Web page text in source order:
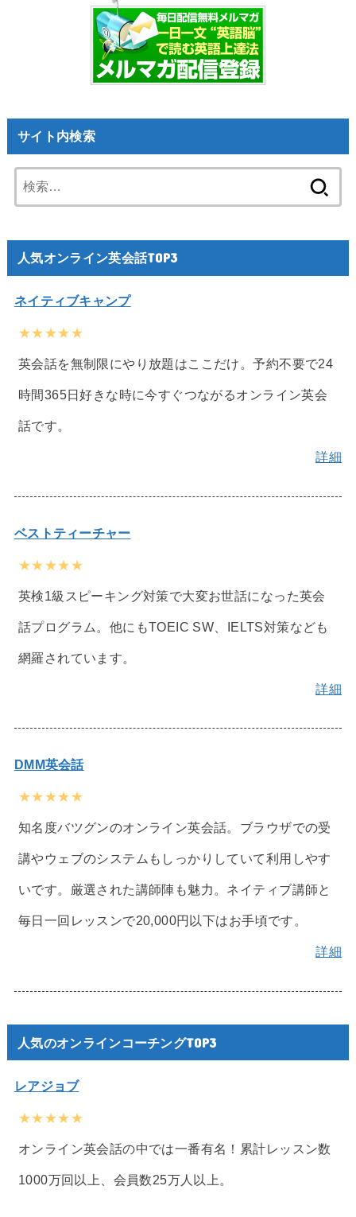
サイト内検索
索:
人気オンライン英会話TOP3
ネイティブキャンプ
★★★★★
英会話を無制限にやり放題はここだけ。予約不要で24
時間365日好きな時に今すぐつながるオンライン英会
話です。
詳細
ベストティーチャー
★★★★★
英検1級スピーキング対策で大変お世話になった英会
話プログラム。他にもTOEIC SW、IELTS対策なども
網羅されています。
詳細
DMM英会話
★★★★★
知名度バツグンのオンライン英会話。ブラウザでの受
講やウェブのシステムもしっかりしていて利用しやす
いです。厳選された講師陣も魅力。ネイティブ講師と
毎日一回レッスンで20,000円以下はお手頃です。
詳細
人気のオンラインコーチングTOP3
レアジョブ
★★★★★
オンライン英会話の中では一番有名！累計レッスン数
1000万回以上、会員数25万人以上。